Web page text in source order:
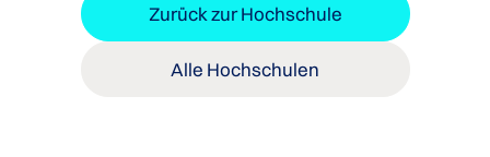
Zurück zur Hochschule
Alle Hochschulen